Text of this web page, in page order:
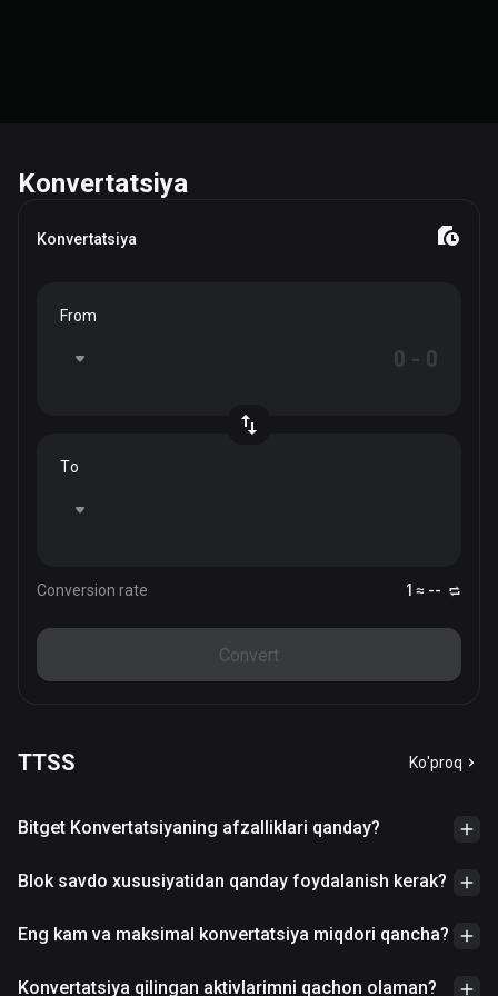
Konvertatsiya
Konvertatsiya
From
To
Conversion rate 1 ≈ --
Convert
TTSS Ko'proq
Bitget Konvertatsiyaning afzalliklari qanday?
Blok savdo xususiyatidan qanday foydalanish kerak?
Eng kam va maksimal konvertatsiya miqdori qancha?
Konvertatsiya qilingan aktivlarimni qachon olaman?